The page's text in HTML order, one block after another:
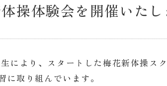
操体験会を開催いたし
により、スタートした梅花新体操ス
取り組んでいます。